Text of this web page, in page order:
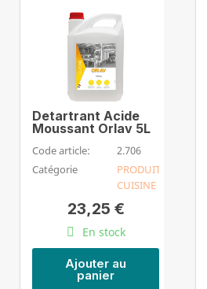
Detartrant Acide
Moussant Orlav 5L
Code article:
2.706
Catégorie
PRODUIT
CUISINE
23,25 €
En stock
Ajouter au
panier